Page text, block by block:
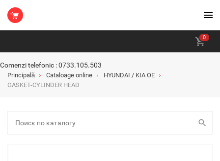
0
Comenzi telefonic : 0733.105.503
Principală Cataloage online
HYUNDAI / KIA OE
GASKET-CYLINDER HEAD